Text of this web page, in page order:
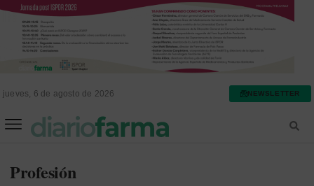
jueves, 6 de agosto de 2026 NEWSLETTER
Profesión